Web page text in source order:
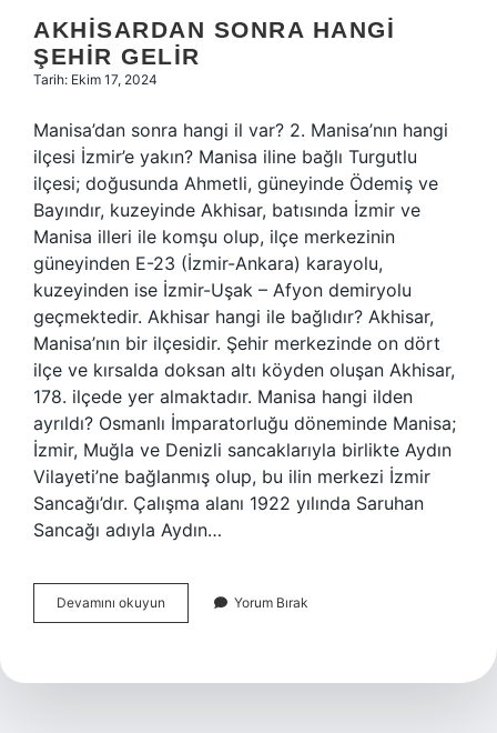
AKHISARDAN SONRA HANGI
ŞEHIR GELIR
Tarih: Ekim 17, 2024
Manisa’dan sonra hangi il var? 2. Manisa’nın hangi
ilçesi İzmir’e yakın? Manisa iline bağlı Turgutlu
ilçesi; doğusunda Ahmetli, güneyinde Ödemiş ve
Bayındır, kuzeyinde Akhisar, batısında İzmir ve
Manisa illeri ile komşu olup, ilçe merkezinin
güneyinden E-23 (İzmir-Ankara) karayolu,
kuzeyinden ise İzmir-Uşak – Afyon demiryolu
geçmektedir. Akhisar hangi ile bağlıdır? Akhisar,
Manisa’nın bir ilçesidir. Şehir merkezinde on dört
ilçe ve kırsalda doksan altı köyden oluşan Akhisar,
178. ilçede yer almaktadır. Manisa hangi ilden
ayrıldı? Osmanlı İmparatorluğu döneminde Manisa;
İzmir, Muğla ve Denizli sancaklarıyla birlikte Aydın
Vilayeti’ne bağlanmış olup, bu ilin merkezi İzmir
Sancağı’dır. Çalışma alanı 1922 yılında Saruhan
Sancağı adıyla Aydın…
Devamını okuyun Akhisardan
Sonra
Gelir
Yorum Bırak